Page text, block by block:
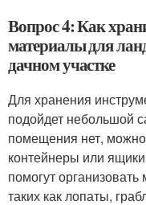
Вопрос 4: Как
материалы для
дачном участке
Для хранения
подойдет небольшой
помещения нет,
контейнеры или
помогут
таких как лопаты,